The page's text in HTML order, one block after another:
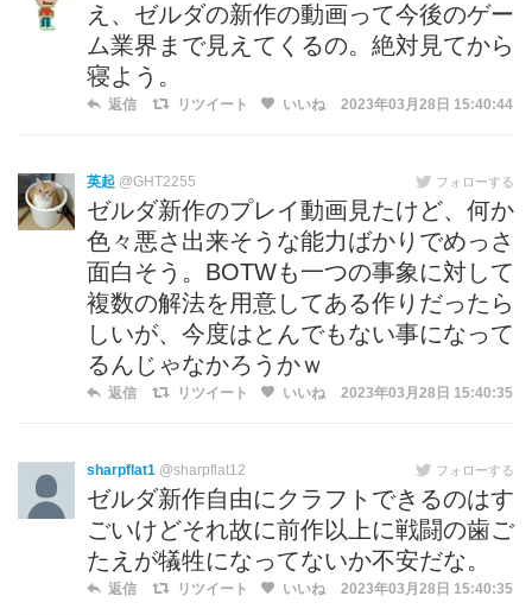
え、ゼルダの新作の動画って今後のゲー
ム業界まで見えてくるの。絶対見てから
寝よう。
返信 リツイート いいね 2023年03月28日 15:40:44
英起 @GHT2255 フォローする
ゼルダ新作のプレイ動画見たけど、何か
色々悪さ出来そうな能力ばかりでめっさ
面白そう。BOTWも一つの事象に対して
複数の解法を用意してある作りだったら
しいが、今度はとんでもない事になって
るんじゃなかろうかｗ
返信 リツイート いいね 2023年03月28日 15:40:35
sharpflat1 @sharpflat12 フォローする
ゼルダ新作自由にクラフトできるのはす
ごいけどそれ故に前作以上に戦闘の歯ご
たえが犠牲になってないか不安だな。
返信 リツイート いいね 2023年03月28日 15:40:35